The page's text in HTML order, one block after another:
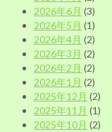
2026年6月 (3)
2026年5月 (1)
2026年4月 (2)
2026年3月 (2)
2026年2月 (2)
2026年1月 (2)
2025年12月 (2)
2025年11月 (1)
2025年10月 (2)